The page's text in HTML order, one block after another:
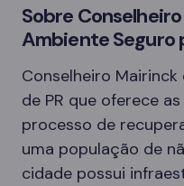
Sobre
Ambiente Seguro
Conselheiro
de PR que oferece
processo de
uma população de
cidade possui